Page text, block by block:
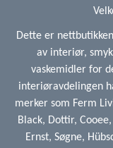
Dette er
av interiør,
vaskemidler for
interiøravdelingen
merker som Ferm
Black, Dottir,
Ernst, Søgne,